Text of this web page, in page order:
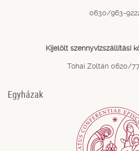
0630/963-
Kijelölt szennyvízszállítási
Tohai Zoltán 0620/
Egyházak